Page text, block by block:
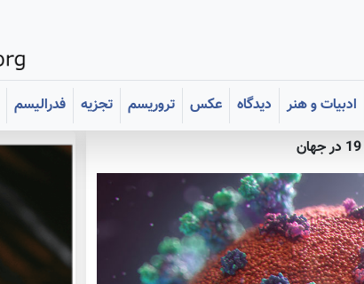
ادبیات و هنر دیدگاه عکس تروریسم تجزیه فدرالیسم